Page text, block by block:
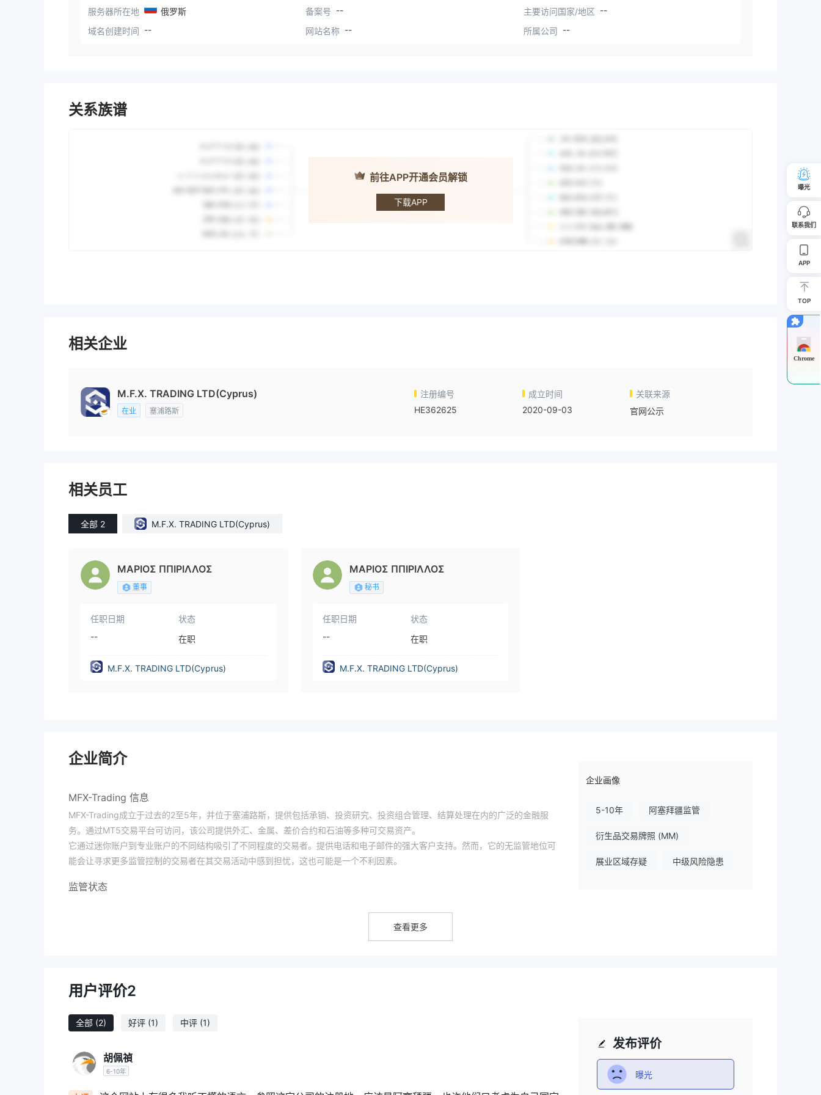
服务器所在地 俄罗斯 备案号 -- 主要访问国家/地区 --
域名创建时间 -- 网站名称 -- 所属公司 --
关系族谱
前往APP开通会员解锁
下载APP
相关企业
M.F.X. TRADING LTD(Cyprus)
在业 塞浦路斯
注册编号
HE362625
成立时间
2020-09-03
关联来源
官网公示
相关员工
全部 2 M.F.X. TRADING LTD(Cyprus)
ΜΑΡΙΟΣ ΠΠΙΡΙΛΛΟΣ
董事
任职日期
--
状态
在职
M.F.X. TRADING LTD(Cyprus)
ΜΑΡΙΟΣ ΠΠΙΡΙΛΛΟΣ
秘书
任职日期
--
状态
在职
M.F.X. TRADING LTD(Cyprus)
企业简介
MFX-Trading 信息
MFX-Trading成立于过去的2至5年，并位于塞浦路斯，提供包括承销、投资研究、投资组合管理、结算处理在内的广泛的金融服
务。通过MT5交易平台可访问，该公司提供外汇、金属、差价合约和石油等多种可交易资产。
它通过迷你账户到专业账户的不同结构吸引了不同程度的交易者。提供电话和电子邮件的强大客户支持。然而，它的无监管地位可
能会让寻求更多监管控制的交易者在其交易活动中感到担忧，这也可能是一个不利因素。
监管状态
MFX交易缺乏监管是主要问题，因为它可能会让寻求受控市场提供的优势的消费者望而却步。此外，费用安排不明确，可能导致客
市场工具
MFX-Trading为其客户提供广泛的市场工具，涵盖多个类别：
客户有机会参与交易多种
企业画像
5-10年 阿塞拜疆监管
衍生品交易牌照 (MM)
展业区域存疑 中级风险隐患
查看更多
用户评价2
全部 (2) 好评 (1) 中评 (1)
胡佩禎
6-10年
发布评价
曝光
曝光
联系我们
APP
TOP
Chrome